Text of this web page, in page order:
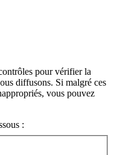
pour vérifier la
diffusons. Si malgré ces
vous pouvez
: